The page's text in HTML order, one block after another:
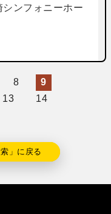
シンフォニーホー
8
9
13 14
」に戻る